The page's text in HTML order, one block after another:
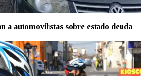
a automovilistas sobre estado deuda